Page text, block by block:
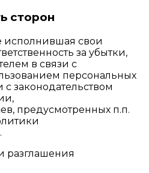
сторон
исполнившая свои
за убытки,
в связи с
персональных
с законодательством
предусмотренных п.п.
разглашения